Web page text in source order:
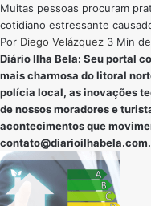
Muitas pessoas procuram
cotidiano estressante
Por Diego Velázquez 3 Min
Diário Ilha Bela: Seu portal
mais charmosa do litoral
polícia local, as inovações
de nossos moradores e
acontecimentos que